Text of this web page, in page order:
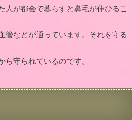
人が都会で暮らすと鼻毛が伸びるこ
管などが通っています。それを守る
ら守られているのです。